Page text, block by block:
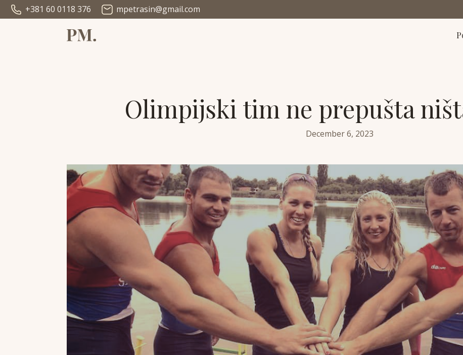
+381 60 0118 376 mpetrasin@gmail.com
Olimpijski tim ne prepušta
December 6, 2023